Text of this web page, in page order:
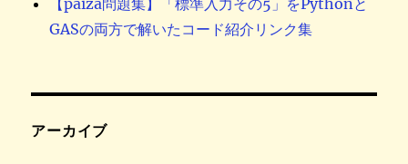
GASの両方で解いたコード紹介リンク集
アーカイブ